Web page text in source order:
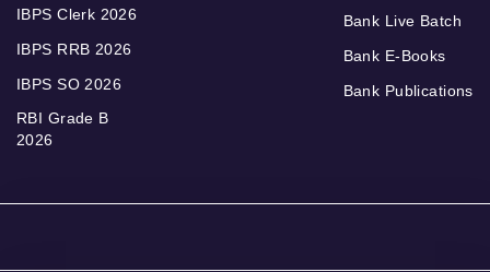
IBPS Clerk 2026
IBPS RRB 2026
IBPS SO 2026
RBI Grade B
2026
Bank Live Batch
Bank E-Books
Bank Publications